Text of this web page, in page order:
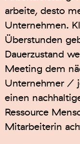
arbeite, desto
Unternehmen.
Überstunden
Dauerzustand
Meeting dem
Unternehmer /
einen
Ressource
Mitarbeiterin